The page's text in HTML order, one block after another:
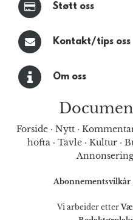
Støtt oss
Kontakt/tips oss
Om oss
Forside · Nytt ·
hofta · Tavle· Kultur·
Abonnementsvilkår
Vi arbeider etter